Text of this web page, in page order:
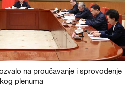
na proučavanje i sprovođenje
plenuma